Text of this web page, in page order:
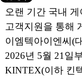
오랜 기간 국내
고객지원을 통해
이엠텍아이엔씨(
2026년 5월 21일
KINTEX(이하 킨